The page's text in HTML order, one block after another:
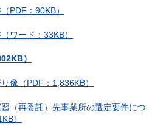
PDF：90KB）
ワード：33KB）
）
像（PDF：1,836KB）
習（再委託）先事業所の選定要件につ
）